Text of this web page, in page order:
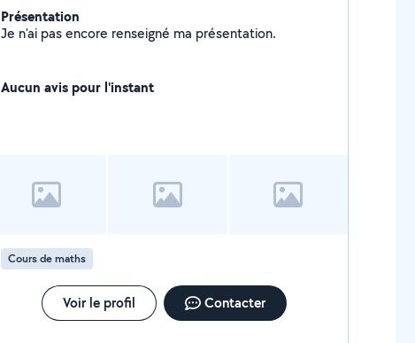
Présentation
Je n'ai pas encore renseigné ma présentation.
Aucun avis pour l'instant
Cours de maths
Voir le profil Contacter